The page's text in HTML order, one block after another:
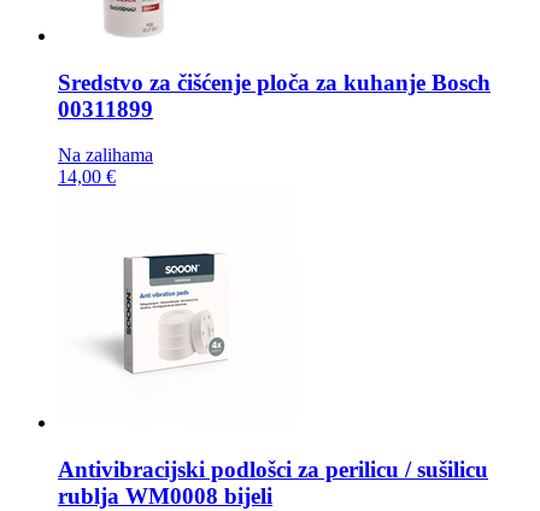
Sredstvo za čišćenje ploča za kuhanje Bosch
00311899
Na zalihama
14,00 €
Antivibracijski podlošci za perilicu / sušilicu
rublja WM0008 bijeli